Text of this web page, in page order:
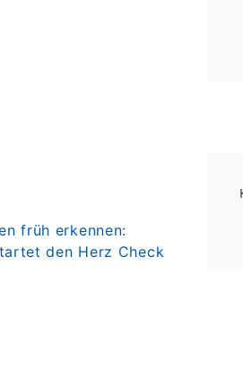
früh erkennen:
den Herz Check